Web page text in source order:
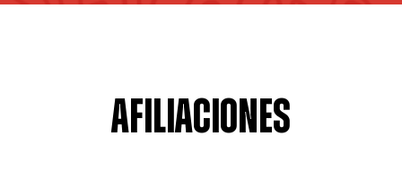
AFILIACIONES